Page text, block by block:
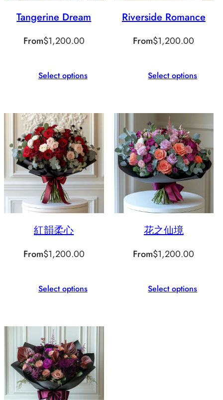
Tangerine Dream
From$1,200.00
Select options
Riverside Romance
From$1,200.00
Select options
紅韻柔心
From$1,200.00
Select options
花之仙境
From$1,200.00
Select options